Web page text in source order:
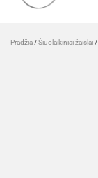
Pradžia /Šiuolaikiniai žaislai /